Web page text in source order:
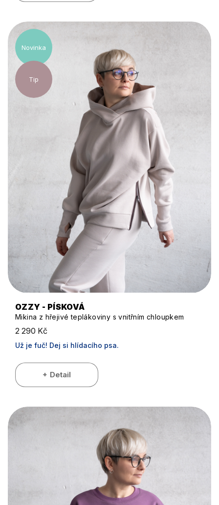
Novinka
Tip
OZZY - PÍSKOVÁ
Mikina z hřejivé teplákoviny s vnitřním chloupkem
2 290 Kč
Už je fuč! Dej si hlídacího psa.
Detail